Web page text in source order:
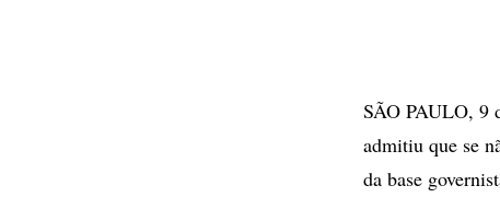
SÃO PAULO, 9
admitiu que se
da base